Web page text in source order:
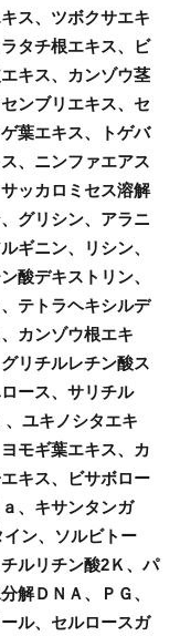
ス、ツボクサエキ
タチ根エキス、ビ
キス、カンゾウ茎
ンブリエキス、セ
葉エキス、トゲバ
、ニンファエアス
ッカロミセス溶解
グリシン、アラニ
ギニン、リシン、
酸デキストリン、
テトラヘキシルデ
カンゾウ根エキ
リチルレチン酸ス
ース、サリチル
ユキノシタエキ
モギ葉エキス、カ
キス、ビサボロー
、キサンタンガ
ン、ソルビトー
ルリチン酸2Ｋ、パ
解ＤＮＡ、ＰＧ、
ル、セルロースガ